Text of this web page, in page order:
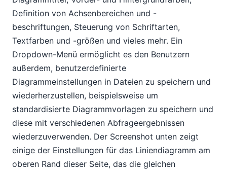
Definition von Achsenbereichen und -
beschriftungen, Steuerung von Schriftarten,
Textfarben und -größen und vieles mehr. Ein
Dropdown-Menü ermöglicht es den Benutzern
außerdem, benutzerdefinierte
Diagrammeinstellungen in Dateien zu speichern und
wiederherzustellen, beispielsweise um
standardisierte Diagrammvorlagen zu speichern und
diese mit verschiedenen Abfrageergebnissen
wiederzuverwenden. Der Screenshot unten zeigt
einige der Einstellungen für das Liniendiagramm am
oberen Rand dieser Seite, das die gleichen